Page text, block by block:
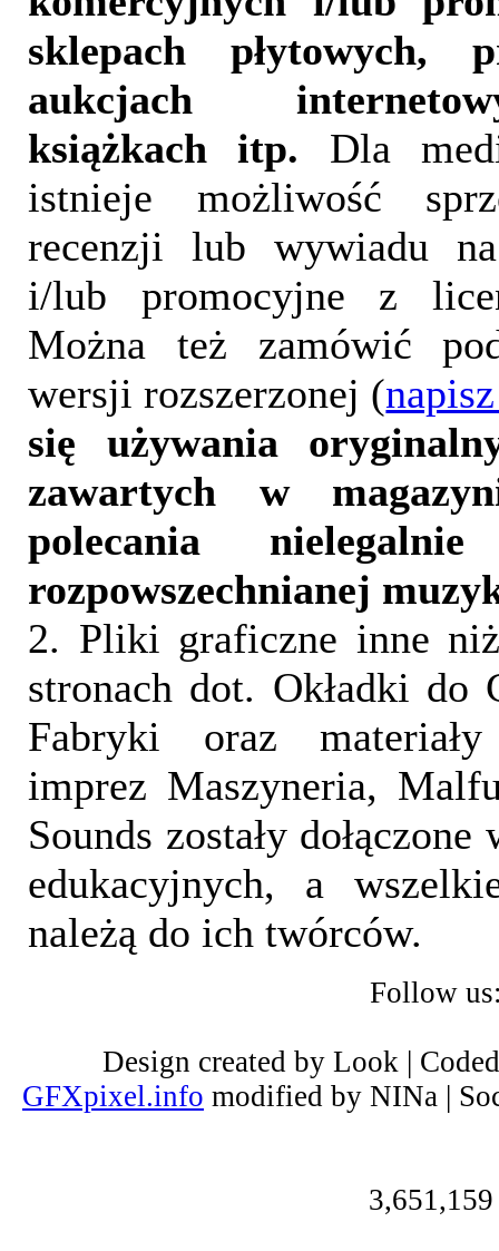
sklepach płytowych,
aukcjach
książkach itp. Dla
istnieje możliwość
recenzji lub wywiadu
i/lub promocyjne z
Można też zamówić
wersji rozszerzonej (
się używania
zawartych w
polecania
rozpowszechnianej
2. Pliki graficzne inne
stronach dot. Okładki do
Fabryki oraz
imprez Maszyneria,
Sounds zostały
edukacyjnych, a
należą do ich twórców.
Follow
Design created by Look |
GFXpixel.info modified by NINa |